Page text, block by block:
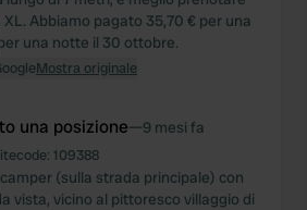
Abbiamo pagato 35,70 € per una
una notte il 30 ottobre.
Mostra originale
una posizione—9 mesi fa
109388
(sulla strada principale) con
vista, vicino al pittoresco villaggio di